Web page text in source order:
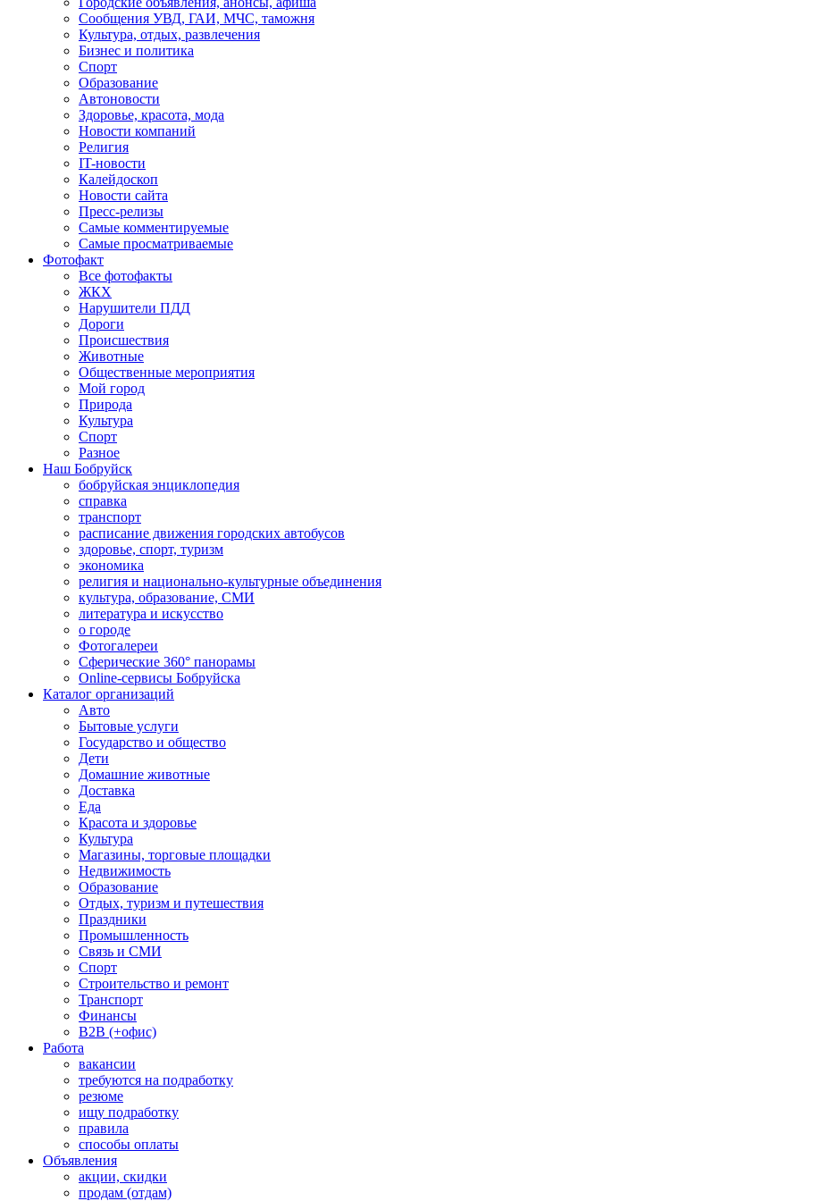
Сообщения УВД, ГАИ, МЧС, таможня
Культура, отдых, развлечения
Бизнес и политика
Спорт
Образование
Автоновости
Здоровье, красота, мода
Новости компаний
Религия
IT-новости
Калейдоскоп
Новости сайта
Пресс-релизы
Самые комментируемые
Самые просматриваемые
Фотофакт
Все фотофакты
ЖКХ
Нарушители ПДД
Дороги
Происшествия
Животные
Общественные мероприятия
Мой город
Природа
Культура
Спорт
Разное
Наш Бобруйск
бобруйская энциклопедия
справка
транспорт
расписание движения городских автобусов
здоровье, спорт, туризм
экономика
религия и национально-культурные объединения
культура, образование, СМИ
литература и искусство
о городе
Фотогалереи
Сферические 360° панорамы
Online-сервисы Бобруйска
Каталог организаций
Авто
Бытовые услуги
Государство и общество
Дети
Домашние животные
Доставка
Еда
Красота и здоровье
Культура
Магазины, торговые площадки
Недвижимость
Образование
Отдых, туризм и путешествия
Праздники
Промышленность
Связь и СМИ
Спорт
Строительство и ремонт
Транспорт
Финансы
B2B (+офис)
Работа
вакансии
требуются на подработку
резюме
ищу подработку
правила
способы оплаты
Объявления
акции, скидки
продам (отдам)